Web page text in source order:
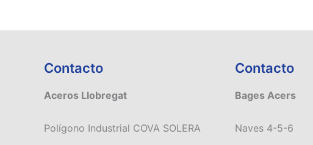
Contacto
Aceros Llobregat
Polígono Industrial COVA SOLERA
Contacto
Bages Acers
Naves 4-5-6